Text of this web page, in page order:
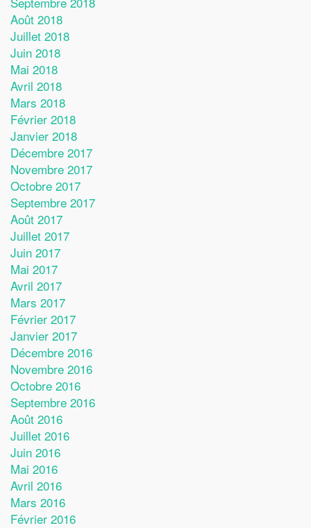
Août 2018
Juillet 2018
Juin 2018
Mai 2018
Avril 2018
Mars 2018
Février 2018
Janvier 2018
Décembre 2017
Novembre 2017
Octobre 2017
Septembre 2017
Août 2017
Juillet 2017
Juin 2017
Mai 2017
Avril 2017
Mars 2017
Février 2017
Janvier 2017
Décembre 2016
Novembre 2016
Octobre 2016
Septembre 2016
Août 2016
Juillet 2016
Juin 2016
Mai 2016
Avril 2016
Mars 2016
Février 2016